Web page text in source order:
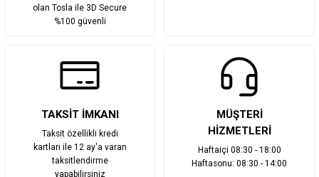
olan Tosla ile 3D Secure
%100 güvenli
TAKSİT İMKANI
Taksit özellikli kredi
kartları ile 12 ay'a varan
taksitlendirme
yapabilirsiniz
MÜŞTERİ
HİZMETLERİ
Haftaiçi 08:30 - 18:00
Haftasonu: 08:30 - 14:00